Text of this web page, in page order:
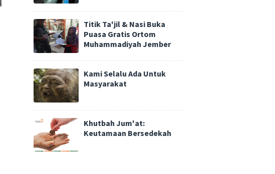
Titik Ta'jil & Nasi Buka
Puasa Gratis Ortom
Muhammadiyah Jember
Kami Selalu Ada Untuk
Masyarakat
Khutbah Jum'at:
Keutamaan Bersedekah